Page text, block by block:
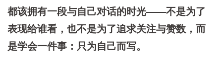
都该拥有一段与自己对话的时光——不是为了
表现给谁看，也不是为了追求关注与赞数，而
是学会一件事：只为自己而写。